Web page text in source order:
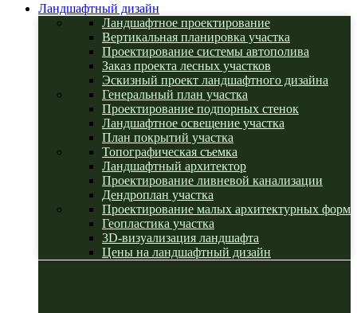
Ландшафтный дизайн
Ландшафтное проектирование
Вертикальная планировка участка
Проектирование системы автополива
Заказ проекта лесных участков
Эскизный проект ландшафтного дизайна
Генеральный план участка
Проектирование подпорных стенок
Ландшафтное освещение участка
План покрытий участка
Топографическая съемка
Ландшафтный архитектор
Проектирование ливневой канализации
Дендроплан участка
Проектирование малых архитектурных форм
Геопластика участка
3D-визуализация ландшафта
Цены на ландшафтный дизайн